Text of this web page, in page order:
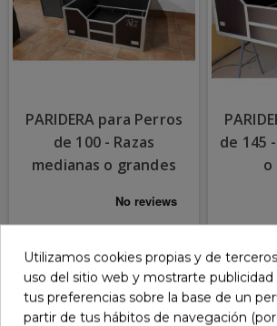
PARIDERA para Perros
de 100 - Razas
medianas o grandes
COMPRAR
de 145
o
Utilizamos cookies propias y de
uso del sitio web y mostrarte publicidad
tus preferencias sobre la base de un
partir de tus hábitos de navegación